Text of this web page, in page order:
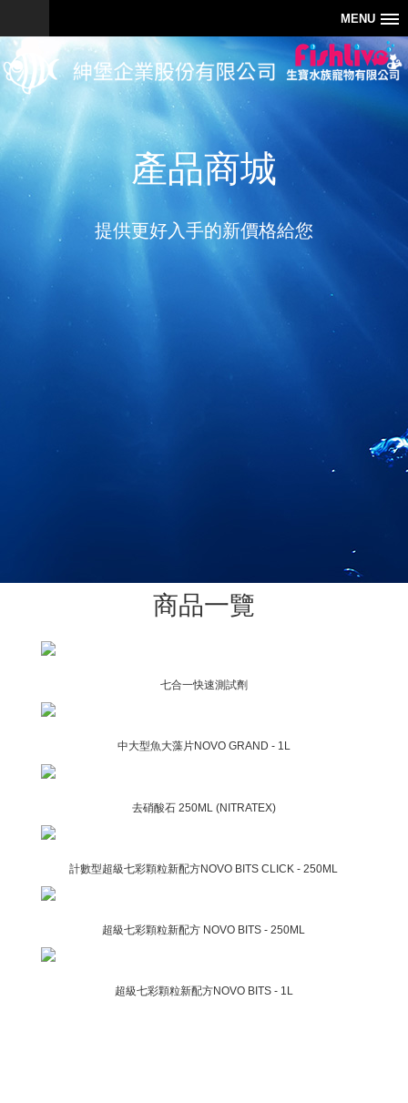
MENU
產品商城
提供更好入手的新價格給您
商品一覽
七合一快速測試劑
中大型魚大藻片NOVO GRAND - 1L
去硝酸石 250ML (NITRATEX)
計數型超級七彩顆粒新配方NOVO BITS CLICK - 250ML
超級七彩顆粒新配方 NOVO BITS - 250ML
超級七彩顆粒新配方NOVO BITS - 1L